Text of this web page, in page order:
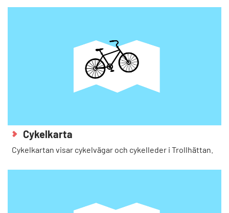
Cykelkarta
Cykelkartan visar cykelvägar och cykelleder i Trollhättan.